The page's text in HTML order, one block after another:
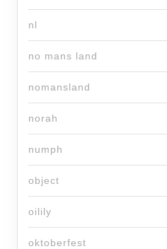
nl
no mans land
nomansland
norah
numph
object
oilily
oktoberfest